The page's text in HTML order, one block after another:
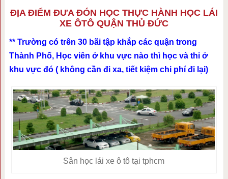
ĐỊA ĐIỂM ĐƯA ĐÓN HỌC THỰC HÀNH HỌC LÁI
XE ÔTÔ QUẬN THỦ ĐỨC
** Trường có trên 30 bãi tập khắp các quận trong
Thành Phố, Học viên ở khu vực nào thì học và thi ở
khu vực đó ( không cần đi xa, tiết kiệm chi phí đi lại)
Sân học lái xe ô tô tại tphcm